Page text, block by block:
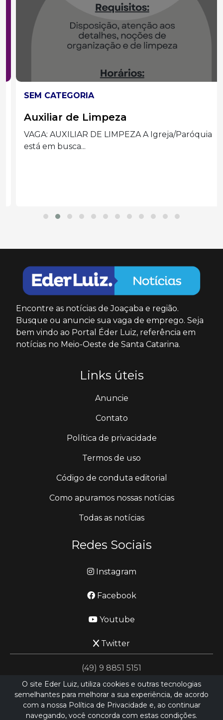
SEM CATEGORIA
Auxiliar de Limpeza
VAGA: AUXILIAR DE LIMPEZA A Igreja/Paróquia
está em busca...
Encontre as notícias de Joaçaba e região.
Busque ou anuncie sua vaga de emprego. Seja
bem vindo ao Portal Éder Luiz, referência em
notícias no Meio-Oeste de Santa Catarina.
Links úteis
Anuncie
Contato
Política de privacidade
Termos de uso
Código de conduta editorial
Como apuramos nossas notícias
Todas as notícias
Redes Sociais
Instagram
Facebook
Youtube
Twitter
(49) 9 8851 5151
jornalismo@ederluiz.com.vc
O site Eder Luiz, utiliza cookies e outras tecnologias
semelhantes para melhorar a sua experiência, de acordo
com a nossa Política de Privacidade e, ao continuar
navegando, você concorda com estas condições.